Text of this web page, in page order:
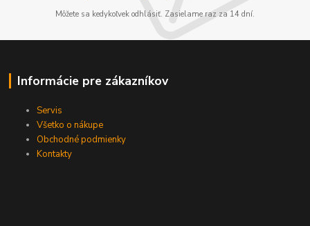
Môžete sa kedykoľvek odhlásiť. Zasielame raz za 14 dní.
Informácie pre zákazníkov
Servis
Všetko o nákupe
Obchodné podmienky
Kontakty